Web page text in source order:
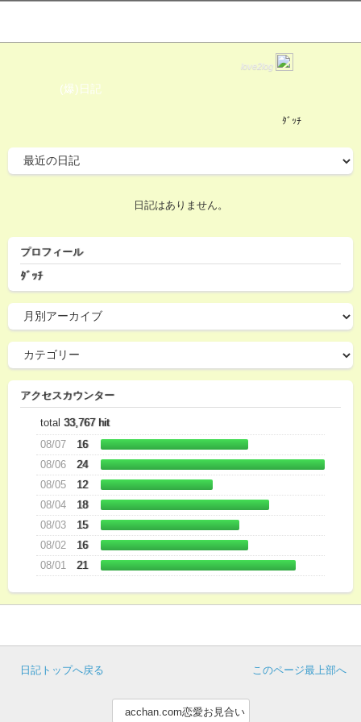
love2log
(爆)日記
ﾀﾞｯﾁ
日記はありません。
プロフィール
ﾀﾞｯﾁ
アクセスカウンター
total 33,767 hit
08/07
16
08/06
24
08/05
12
08/04
18
08/03
15
08/02
16
08/01
21
このページ最上部へ
日記トップへ戻る